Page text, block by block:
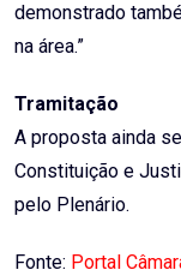
demonstrado
na área.”
Tramitação
A proposta ainda
Constituição e
pelo Plenário.
Fonte: Portal